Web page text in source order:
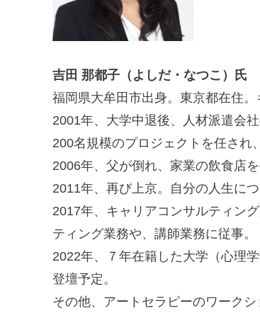
吉田 那都子（よしだ・なつこ）氏
福岡県大牟田市出身。東京都在住
2001年、大学中退後、人材派遣会
200名規模のプロジェクトを任され
2006年、父が倒れ、家業の飲食店を
2011年、再び上京。自分の人生に
2017年、キャリアコンサルティン
ティング業務や、講師業務に従事。
2022年、７年在籍した大学（心理
登壇予定。
その他、アートセラピーのワークシ